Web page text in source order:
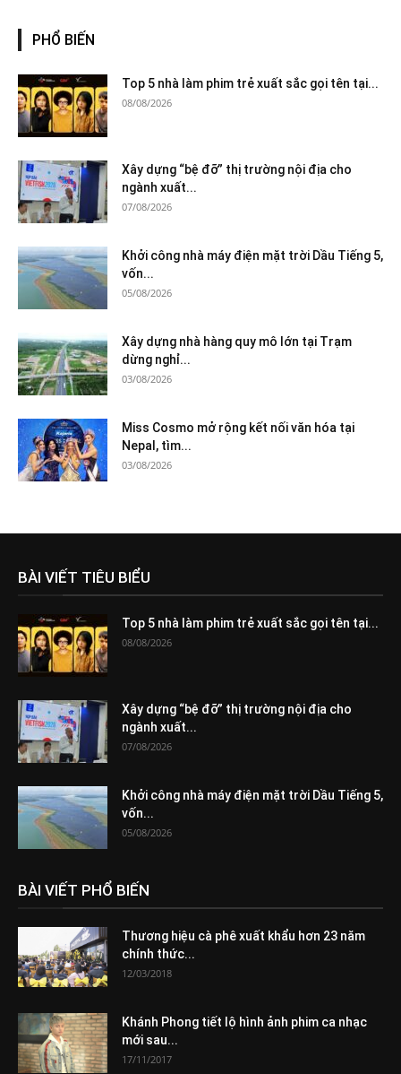
PHỔ BIẾN
Top 5 nhà làm phim trẻ xuất sắc gọi tên tại...
08/08/2026
Xây dựng “bệ đỡ” thị trường nội địa cho
ngành xuất...
07/08/2026
Khởi công nhà máy điện mặt trời Dầu Tiếng 5,
vốn...
05/08/2026
Xây dựng nhà hàng quy mô lớn tại Trạm
dừng nghỉ...
03/08/2026
Miss Cosmo mở rộng kết nối văn hóa tại
Nepal, tìm...
03/08/2026
BÀI VIẾT TIÊU BIỂU
Top 5 nhà làm phim trẻ xuất sắc gọi tên tại...
08/08/2026
Xây dựng “bệ đỡ” thị trường nội địa cho
ngành xuất...
07/08/2026
Khởi công nhà máy điện mặt trời Dầu Tiếng 5,
vốn...
05/08/2026
BÀI VIẾT PHỔ BIẾN
Thương hiệu cà phê xuất khẩu hơn 23 năm
chính thức...
12/03/2018
Khánh Phong tiết lộ hình ảnh phim ca nhạc
mới sau...
17/11/2017